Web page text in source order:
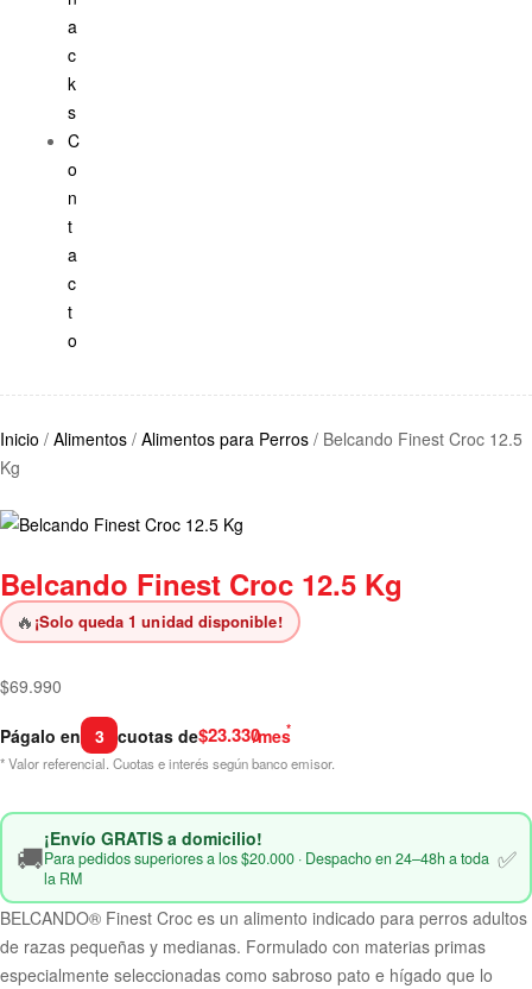
a
c
k
s
C
o
n
t
a
c
t
o
Inicio / Alimentos / Alimentos para Perros / Belcando Finest Croc 12.5
Kg
Belcando Finest Croc 12.5 Kg
🔥 ¡Solo queda 1 unidad disponible!
$69.990
Págalo en 3 cuotas de$23.330/mes*
* Valor referencial. Cuotas e interés según banco emisor.
🚚
¡Envío GRATIS a domicilio!
Para pedidos superiores a los $20.000 · Despacho en 24–48h a toda
la RM
✅
BELCANDO® Finest Croc es un alimento indicado para perros adultos
de razas pequeñas y medianas. Formulado con materias primas
especialmente seleccionadas como sabroso pato e hígado que lo